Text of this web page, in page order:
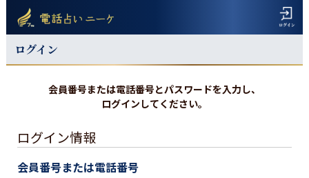
ログイン
会員番号または電話番号とパスワードを入力し、
ログインしてください。
ログイン情報
会員番号または電話番号